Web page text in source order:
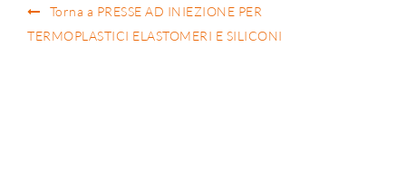
Torna a PRESSE AD INIEZIONE PER
TERMOPLASTICI ELASTOMERI E SILICONI